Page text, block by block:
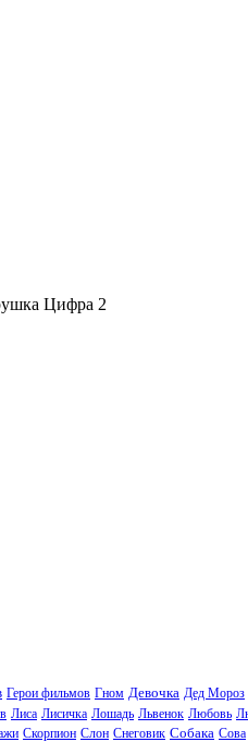
Цифра 2
Герои фильмов Гном Девочка Дед Мороз
Лиса Лисичка Лошадь Львенок Любовь
Скорпион Слон Снеговик Собака Сова